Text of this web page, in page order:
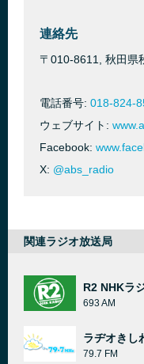
連絡先
〒010-8611, 秋田県
電話番号: 018-824-
ウェブサイト:
Facebook:
X: @abs_radio
関連ラジオ放送局
R2 NHKラ
693 AM
ラヂオきし
79.7 FM